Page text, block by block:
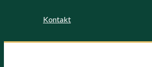
Kontakt